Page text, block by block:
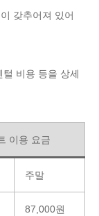
갖추어져 있어
비용 등을 상세
이용 요금
주말
87,000원